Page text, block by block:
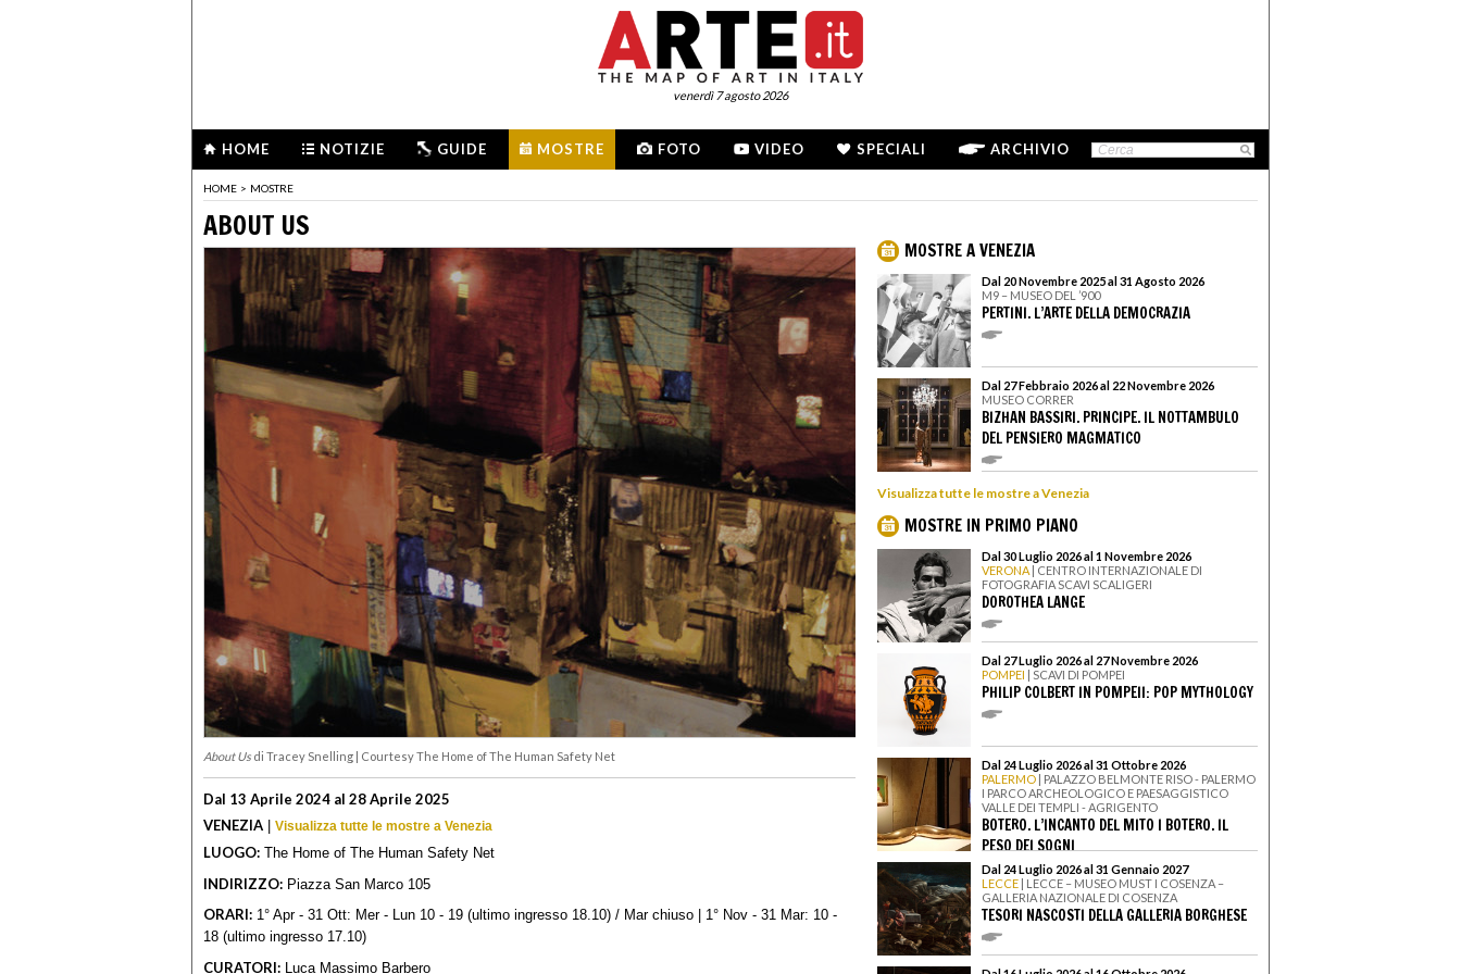
venerdì 7 agosto 2026
HOME NOTIZIE GUIDE MOSTRE FOTO VIDEO SPECIALI ARCHIVIO
HOME > MOSTRE
ABOUT US
About Us di Tracey Snelling | Courtesy The Home of The Human Safety Net
Dal 13 Aprile 2024 al 28 Aprile 2025
VENEZIA | Visualizza tutte le mostre a Venezia
LUOGO: The Home of The Human Safety Net
INDIRIZZO: Piazza San Marco 105
ORARI: 1° Apr - 31 Ott: Mer - Lun 10 - 19 (ultimo ingresso 18.10) / Mar chiuso | 1° Nov - 31 Mar: 10 -
18 (ultimo ingresso 17.10)
CURATORI: Luca Massimo Barbero
MOSTRE A VENEZIA
Dal 20 Novembre 2025 al 31 Agosto 2026
M9 – MUSEO DEL ’900
PERTINI. L’ARTE DELLA DEMOCRAZIA
Dal 27 Febbraio 2026 al 22 Novembre 2026
MUSEO CORRER
BIZHAN BASSIRI. PRINCIPE. IL NOTTAMBULO
DEL PENSIERO MAGMATICO
Visualizza tutte le mostre a Venezia
MOSTRE IN PRIMO PIANO
Dal 30 Luglio 2026 al 1 Novembre 2026
VERONA | CENTRO INTERNAZIONALE DI
FOTOGRAFIA SCAVI SCALIGERI
DOROTHEA LANGE
Dal 27 Luglio 2026 al 27 Novembre 2026
POMPEI | SCAVI DI POMPEI
PHILIP COLBERT IN POMPEII: POP MYTHOLOGY
Dal 24 Luglio 2026 al 31 Ottobre 2026
PALERMO | PALAZZO BELMONTE RISO - PALERMO
I PARCO ARCHEOLOGICO E PAESAGGISTICO
VALLE DEI TEMPLI - AGRIGENTO
BOTERO. L’INCANTO DEL MITO I BOTERO. IL
PESO DEI SOGNI
Dal 24 Luglio 2026 al 31 Gennaio 2027
LECCE | LECCE – MUSEO MUST I COSENZA –
GALLERIA NAZIONALE DI COSENZA
TESORI NASCOSTI DELLA GALLERIA BORGHESE